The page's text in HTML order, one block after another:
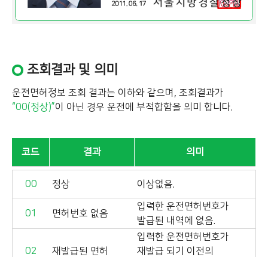
조회결과 및 의미
운전면허정보 조회 결과는 이하와 같으며, 조회결과가
“00(정상)”이 아닌 경우 운전에 부적합함을 의미 합니다.
코드 결과 의미
00 정상 이상없음.
01 면허번호 없음
입력한 운전면허번호가
발급된 내역에 없음.
02 재발급된 면허
입력한 운전면허번호가
재발급 되기 이전의